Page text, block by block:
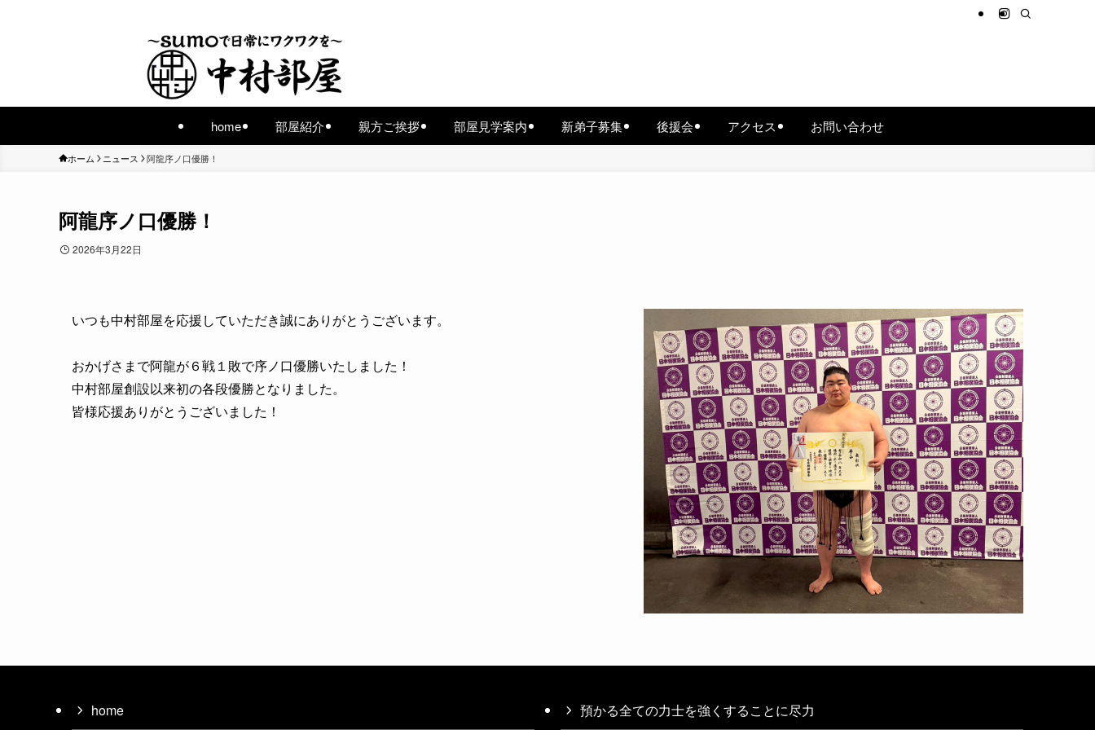
home 部屋紹介 親方ご挨拶 部屋見学案内 新弟子募集 後援会 アクセス お問い合わせ
ホーム ニュース 阿龍序ノ口優勝！
阿龍序ノ口優勝！
2026年3月22日
いつも中村部屋を応援していただき誠にありがとうございます。
おかげさまで阿龍が６戦１敗で序ノ口優勝いたしました！
中村部屋創設以来初の各段優勝となりました。
皆様応援ありがとうございました！
home 預かる全ての力士を強くすることに尽力